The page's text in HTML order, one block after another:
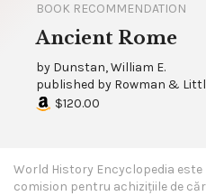
BOOK RECOMMENDATION
Ancient Rome
by Dunstan, William E.
published by Rowman &
$120.00
World History Encyclopedia
comision pentru achizițiile de